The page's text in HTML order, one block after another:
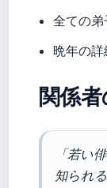
全ての弟
晩年の
関係
「若い
知られ